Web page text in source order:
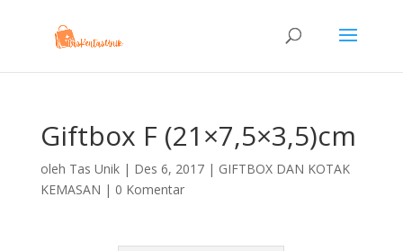
Giftbox F (21×7,5×3,5)cm
oleh Tas Unik| Des 6, 2017| GIFTBOX DAN KOTAK
KEMASAN | 0 Komentar